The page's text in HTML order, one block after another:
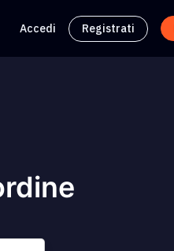
Accedi Registrati